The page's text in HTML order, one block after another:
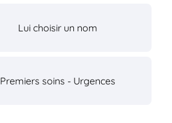
Lui choisir un nom
Premiers soins - Urgences